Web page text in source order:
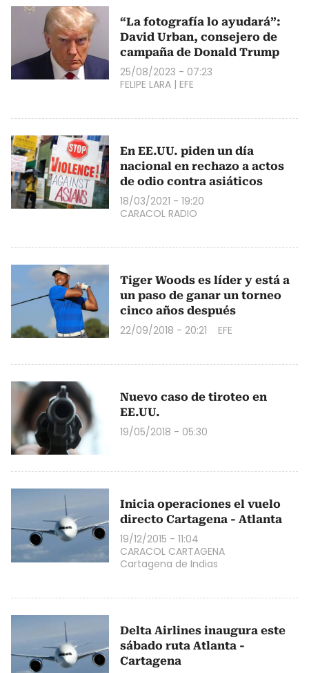
“La fotografía lo ayudará”:
David Urban, consejero de
campaña de Donald Trump
25/08/2023 - 07:23
FELIPE LARA | EFE
En EE.UU. piden un día
nacional en rechazo a actos
de odio contra asiáticos
18/03/2021 - 19:20
CARACOL RADIO
Tiger Woods es líder y está a
un paso de ganar un torneo
cinco años después
22/09/2018 - 20:21 EFE
Nuevo caso de tiroteo en
EE.UU.
19/05/2018 - 05:30
Inicia operaciones el vuelo
directo Cartagena - Atlanta
19/12/2015 - 11:04
CARACOL CARTAGENA
Cartagena de Indias
Delta Airlines inaugura este
sábado ruta Atlanta -
Cartagena